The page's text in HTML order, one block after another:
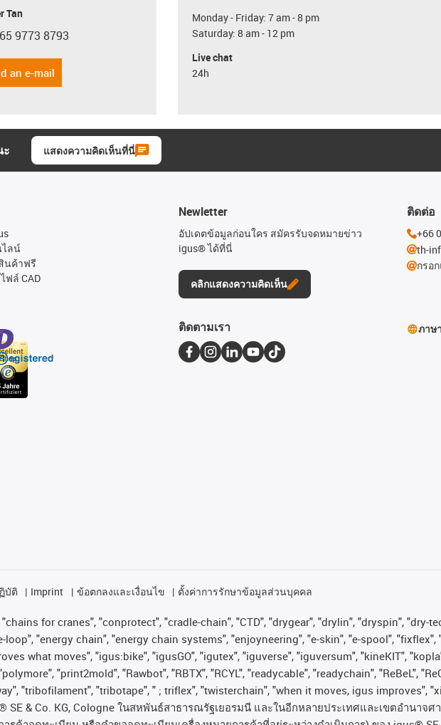
Tan
phone
9773 8793
an e-mail
Monday - Friday: 7 am - 8 pm
Saturday: 8 am - 12 pm
Live chat
24h
แสดงความคิดเห็นที่นี่
ไลน์
นค้าฟรี
ฟล์ CAD
Newletter
อัปเดตข้อมูลก่อนใคร สมัครรับจดหมายข่าว
igus® ได้ที่นี่
คลิกแสดงความคิดเห็น
ติดต่อ
+66
th-
กรอ
ติดตามเรา ภาษ
บัติ Imprint ข้อตกลงและเงื่อนไข ตั้งค่าการรักษาข้อมูลส่วนบุคคล
for cranes", "conprotect", "cradle-chain", "CTD", "drygear", "drylin", "dryspin", "dry-
"energy chain", "energy chain systems", "enjoyneering", "e-skin", "e-spool", "fixflex",
what moves", "igus:bike", "igusGO", "igutex", "iguverse", "iguversum", "kineKIT",
"print2mold", "Rawbot", "RBTX", "RCYL", "readycable", "readychain", "ReBeL",
"tribofilament", "tribotape", " ; triflex", "twisterchain", "when it moves, igus improves",
SE & Co. KG, Cologneในสหพันธ์สาธารณรัฐเยอรมนี และในอีกหลายประเทศและเขตอํานาจศ